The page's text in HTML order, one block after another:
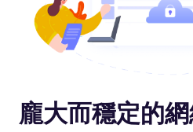
龐大而穩定的